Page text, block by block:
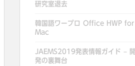
研究室退去
韓国語ワープロ Office HWP for
Mac
JAEMS2019発表情報ガイド – 開
発の裏舞台